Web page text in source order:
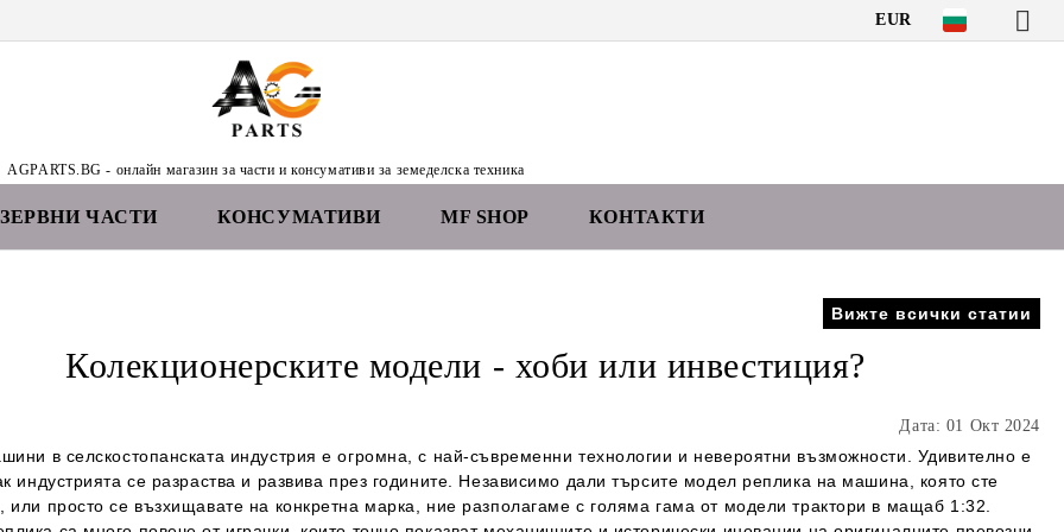
EUR
AGPARTS.BG - онлайн магазин за части и консумативи за земеделска техника
ЧАСТИ КОНСУМАТИВИ MF SHOP КОНТАКТИ
Вижте всички статии
Колекционерските модели - хоби или инвестиция?
Дата: 01 Окт 2024
в селскостопанската индустрия е огромна, с най-съвременни технологии и невероятни възможности. Удивително е
индустрията се разраства и развива през годините. Независимо дали търсите модел реплика на машина, която сте
или просто се възхищавате на конкретна марка, ние разполагаме с голяма гама от модели трактори в мащаб 1:32.